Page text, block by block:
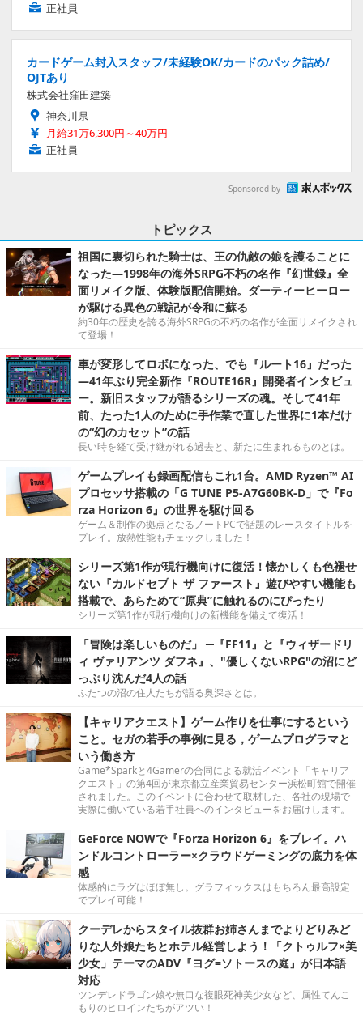
正社員
カードゲーム封入スタッフ/未経験OK/カードのパック詰め/
OJTあり
株式会社窪田建築
神奈川県
月給31万6,300円～40万円
正社員
Sponsored by
トピックス
祖国に裏切られた騎士は、王の仇敵の娘を護ることに
なった―1998年の海外SRPG不朽の名作『幻世録』全
面リメイク版、体験版配信開始。ダーティーヒーロー
が駆ける異色の戦記が令和に蘇る
約30年の歴史を誇る海外SRPGの不朽の名作が全面リメイクされ
て登場！
車が変形してロボになった、でも『ルート16』だった
―41年ぶり完全新作『ROUTE16R』開発者インタビュ
ー。新旧スタッフが語るシリーズの魂。そして41年
前、たった1人のために手作業で直した世界に1本だけ
の“幻のカセット”の話
長い時を経て受け継がれる過去と、新たに生まれるものとは。
ゲームプレイも録画配信もこれ1台。AMD Ryzen™ AI
プロセッサ搭載の「G TUNE P5-A7G60BK-D」で『Fo
rza Horizon 6』の世界を駆け回る
ゲーム＆制作の拠点となるノートPCで話題のレースタイトルを
プレイ。放熱性能もチェックしました！
シリーズ第1作が現行機向けに復活！懐かしくも色褪せ
ない『カルドセプト ザ ファースト』遊びやすい機能も
搭載で、あらためて“原典”に触れるのにぴったり
シリーズ第1作が現行機向けの新機能を備えて復活！
「冒険は楽しいものだ」 ─『FF11』と『ウィザードリ
ィ ヴァリアンツ ダフネ』、"優しくないRPG"の沼にど
っぷり沈んだ4人の話
ふたつの沼の住人たちが語る奥深さとは。
【キャリアクエスト】ゲーム作りを仕事にするという
こと。セガの若手の事例に見る，ゲームプログラマと
いう働き方
Game*Sparkと4Gamerの合同による就活イベント「キャリア
クエスト」の第4回が東京都立産業貿易センター浜松町館で開催
されました。このイベントに合わせて取材した、各社の現場で
実際に働いている若手社員へのインタビューをお届けします。
GeForce NOWで『Forza Horizon 6』をプレイ。ハ
ンドルコントローラー×クラウドゲーミングの底力を体
感
体感的にラグはほぼ無し。グラフィックスはもちろん最高設定
でプレイ可能！
クーデレからスタイル抜群お姉さんまでよりどりみど
りな人外娘たちとホテル経営しよう！「クトゥルフ×美
少女」テーマのADV『ヨグ=ソトースの庭』が日本語
対応
ツンデレドラゴン娘や無口な複眼死神美少女など、属性てんこ
もりのヒロインたちがアツい！